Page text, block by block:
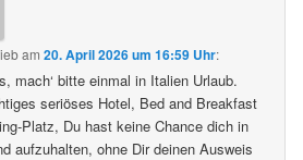
am20. April 2026 um 16:59 Uhr:
mach‘ bitte einmal in Italien Urlaub.
seriöses Hotel, Bed and Breakfast
Platz, Du hast keine Chance dich in
aufzuhalten, ohne Dir deinen Ausweis